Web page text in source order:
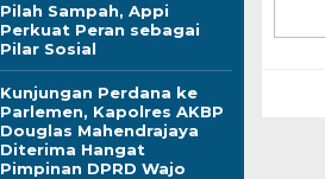
Pilah Sampah, Appi
Perkuat Peran sebagai
Pilar Sosial
Kunjungan Perdana ke
Parlemen, Kapolres AKBP
Douglas Mahendrajaya
Diterima Hangat
Pimpinan DPRD Wajo